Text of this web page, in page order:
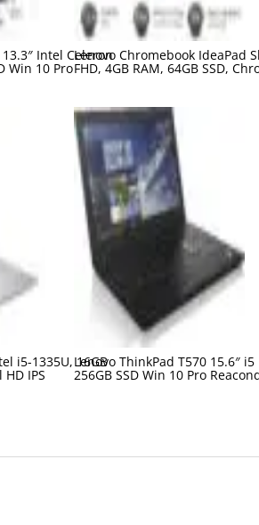
Intel Celeron
Win 10 Pro
Lenovo Chromebook IdeaPad
FHD, 4GB RAM, 64GB SSD,
i5-1335U, 16GB
HD IPS
Lenovo ThinkPad T570 15.6″ i5
256GB SSD Win 10 Pro